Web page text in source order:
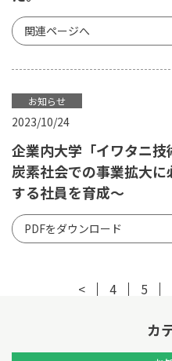
関連ページへ
お知らせ
2023/10/24
企業内大学「イワタニ
炭素社会での事業拡大
する社員を育成～
PDFをダウンロード
< 4 5
カ